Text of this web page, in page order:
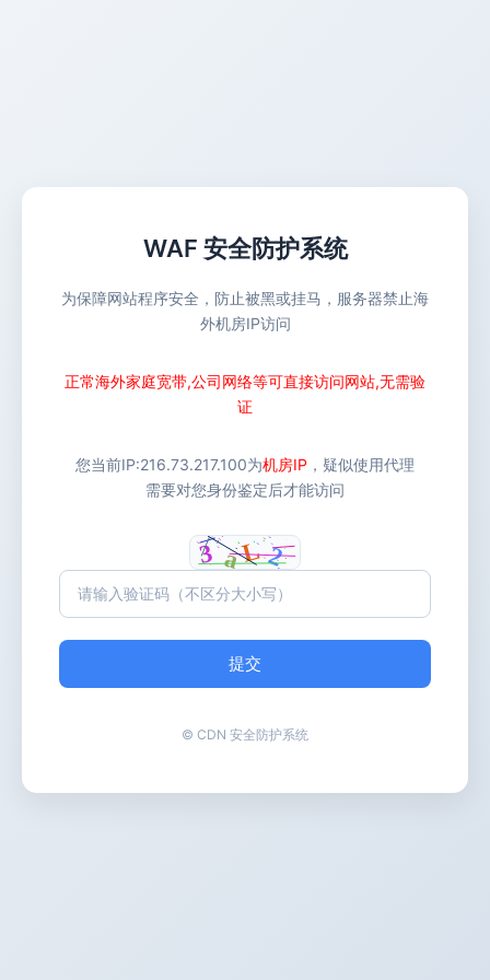
WAF 安全防护系统
为保障网站程序安全，防止被黑或挂马，服务器禁止海
外机房IP访问
正常海外家庭宽带,公司网络等可直接访问网站,无需验
证
您当前IP:216.73.217.100为机房IP ，疑似使用代理
需要对您身份鉴定后才能访问
提交
© CDN 安全防护系统